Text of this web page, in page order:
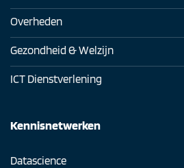
Overheden
Gezondheid & Welzijn
ICT Dienstverlening
Kennisnetwerken
Datascience